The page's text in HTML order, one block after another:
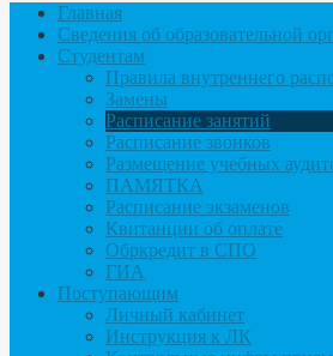
Главная
Сведения об образовательной
Студентам
Правила внутреннего
Замены
Расписание занятий
Расписание звонков
Размещение учебных
ПАМЯТКА
Расписание экзаменов
Квитанции об оплате
Обркредит в СПО
ГИА
Поступающим
Личный кабинет
Инструкция к ЛК